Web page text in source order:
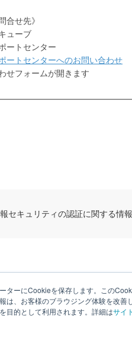
ターにCookieを保存します。この
は、お客様のブラウジング体験を改
目的として利用されます。詳細はサイ
合せ先》
ューブ
ートセンター
ートセンターへのお問い合わせ
フォームが開きます
セキュリティの認証に関する情報